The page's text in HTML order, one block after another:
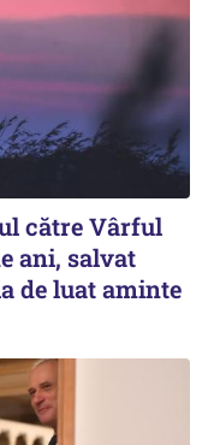
către Vârful
ani, salvat
de luat aminte